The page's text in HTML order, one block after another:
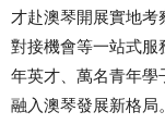
才赴澳琴開展實地考
對接機會等一站式
年英才、萬名青年
融入澳琴發展新格局。